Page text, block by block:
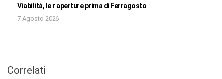
Viabilità, le riaperture prima di Ferragosto
7 Agosto 2026
Correlati